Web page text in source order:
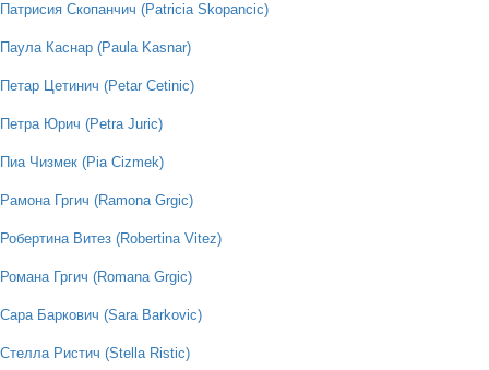
Патрисия Скопанчич (Patricia Skopancic)
Паула Каснар (Paula Kasnar)
Петар Цетинич (Petar Cetinic)
Петра Юрич (Petra Juric)
Пиа Чизмек (Pia Cizmek)
Рамона Гргич (Ramona Grgic)
Робертина Витез (Robertina Vitez)
Романа Гргич (Romana Grgic)
Сара Баркович (Sara Barkovic)
Стелла Ристич (Stella Ristic)